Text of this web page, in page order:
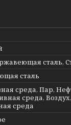
сталь,
сталь
среда, Пар,
среда,
среда